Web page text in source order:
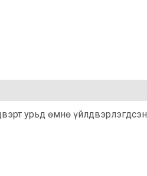
урьд өмнө үйлдвэрлэгдсэн